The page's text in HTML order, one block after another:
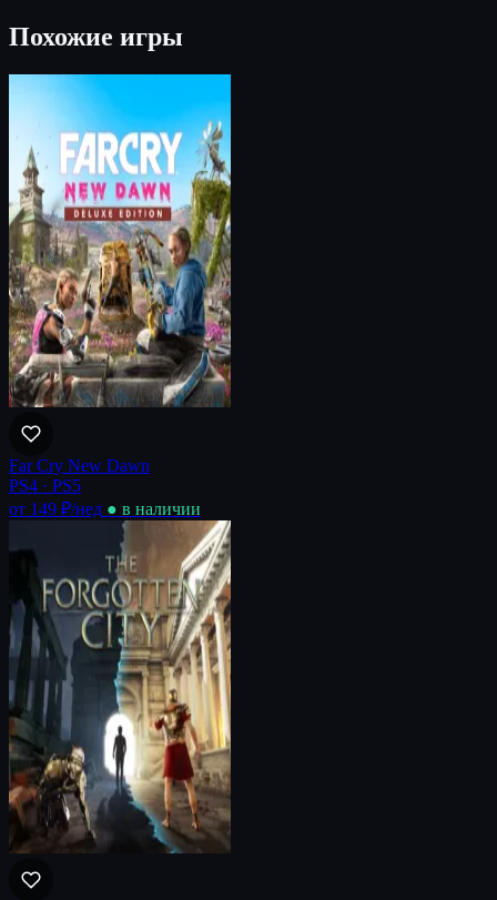
Похожие игры
Far Cry New Dawn
PS4 · PS5
от 149 ₽/нед ● в наличии